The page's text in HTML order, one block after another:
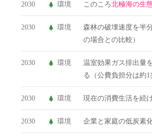
2030 環境 このころ北極海の生
2030 環境 森林の破壊速度を半
の場合との比較）
2030 環境 温室効果ガス排出量
る（公費負担分は約1
2030 環境 現在の消費生活を続
2030 環境 企業と家庭の低炭素